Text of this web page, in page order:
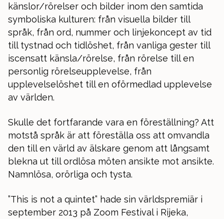
känslor/rörelser och bilder inom den samtida
symboliska kulturen: från visuella bilder till
språk, från ord, nummer och linjekoncept av tid
till tystnad och tidlöshet, från vanliga gester till
iscensatt känsla/rörelse, från rörelse till en
personlig rörelseupplevelse, från
upplevelselöshet till en oförmedlad upplevelse
av världen.
Skulle det fortfarande vara en föreställning? Att
motstå språk är att föreställa oss att omvandla
den till en värld av älskare genom att långsamt
blekna ut till ordlösa möten ansikte mot ansikte.
Namnlösa, orörliga och tysta.
”This is not a quintet” hade sin världspremiär i
september 2013 på Zoom Festival i Rijeka,